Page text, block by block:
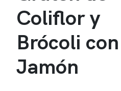
Coliflor y
Brócoli con
Jamón